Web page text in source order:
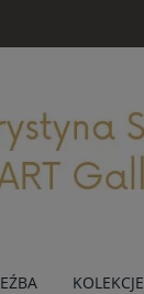
KOLEKCJE